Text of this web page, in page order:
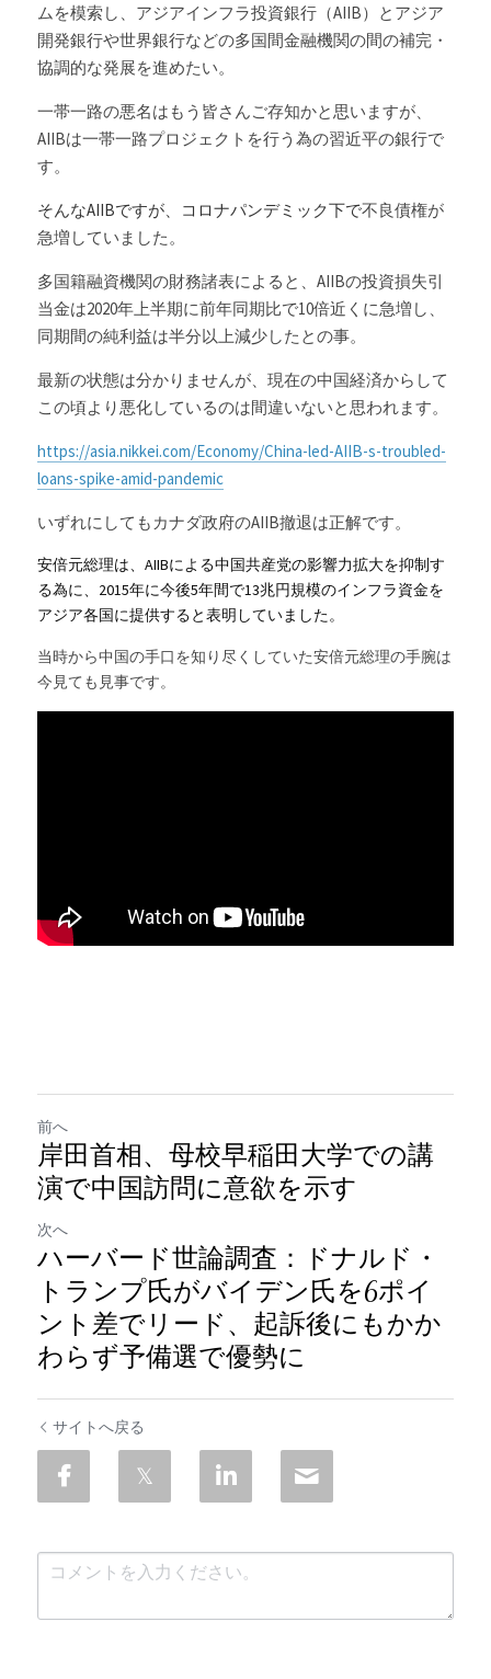
ムを模索し、アジアインフラ投資銀行（AIIB）とアジア
開発銀行や世界銀行などの多国間金融機関の間の補完・
協調的な発展を進めたい。
一帯一路の悪名はもう皆さんご存知かと思いますが、
AIIBは一帯一路プロジェクトを行う為の習近平の銀行で
す。
そんなAIIBですが、コロナパンデミック下で不良債権が
急増していました。
多国籍融資機関の財務諸表によると、AIIBの投資損失引
当金は2020年上半期に前年同期比で10倍近くに急増し、
同期間の純利益は半分以上減少したとの事。
最新の状態は分かりませんが、現在の中国経済からして
この頃より悪化しているのは間違いないと思われます。
https://asia.nikkei.com/Economy/China-led-AIIB-s-troubled-
loans-spike-amid-pandemic
いずれにしてもカナダ政府のAIIB撤退は正解です。
安倍元総理は、AIIBによる中国共産党の影響力拡大を抑制す
る為に、2015年に今後5年間で13兆円規模のインフラ資金を
アジア各国に提供すると表明していました。
当時から中国の手口を知り尽くしていた安倍元総理の手腕は
今見ても見事です。
前へ
岸田首相、母校早稲田大学での講
演で中国訪問に意欲を示す
次へ
ハーバード世論調査：ドナルド・
トランプ氏がバイデン氏を6ポイ
ント差でリード、起訴後にもかか
わらず予備選で優勢に
サイトへ戻る